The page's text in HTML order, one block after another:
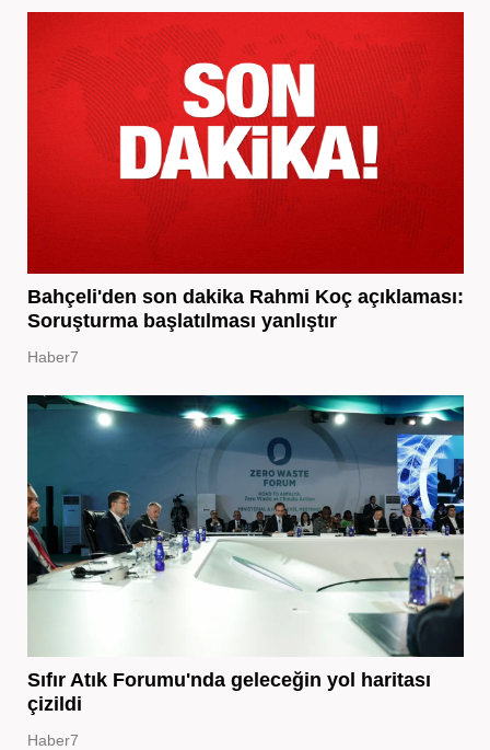
Bahçeli'den son dakika Rahmi Koç açıklaması:
Soruşturma başlatılması yanlıştır
Haber7
Sıfır Atık Forumu'nda geleceğin yol haritası
çizildi
Haber7